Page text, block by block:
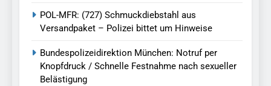
POL-MFR: (727) Schmuckdiebstahl aus
Versandpaket – Polizei bittet um Hinweise
Bundespolizeidirektion München: Notruf per
Knopfdruck / Schnelle Festnahme nach sexueller
Belästigung